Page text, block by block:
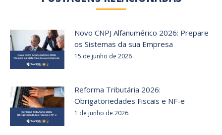
Novo CNPJ Alfanumérico 2026: Prepare
os Sistemas da sua Empresa
15 de junho de 2026
Reforma Tributária 2026:
Obrigatoriedades Fiscais e NF-e
1 de junho de 2026